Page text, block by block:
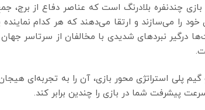
چندنفره بلادرنگ است که عناصر دفاع از برج،
را می‌سازند و ارتقا می‌دهند که هر کدام
درگیر نبردهای شدیدی با مخالفان از سرتاسر
پلی استراتژی محور بازی، آن را به تجربه‌ای
پیشرفت شما در بازی را چندین برابر کند.